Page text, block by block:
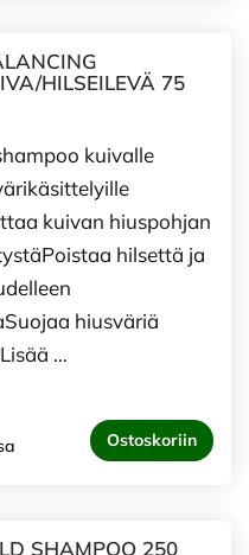
HILSEILEVÄ 75
kuivalle
kuivan hiuspohjan
hilsettä ja
hiusväriä
…
Ostoskoriin
SHAMPOO 250